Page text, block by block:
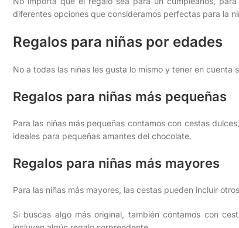
diferentes opciones que consideramos perfectas para la
Regalos para niñas por edades
No a todas las niñas les gusta lo mismo y tener en
Regalos para niñas más pequeñas
Para las niñas más pequeñas contamos con cestas
ideales para pequeñas amantes del chocolate.
Regalos para niñas más mayores
Para las niñas más mayores, las cestas pueden incluir
Si buscas algo más original, también contamos con